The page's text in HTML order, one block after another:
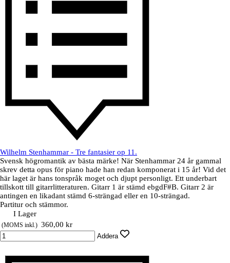
Wilhelm Stenhammar - Tre fantasier op 11.
Svensk högromantik av bästa märke! När Stenhammar 24 år gammal
skrev detta opus för piano hade han redan komponerat i 15 år! Vid det
här laget är hans tonspråk moget och djupt personligt. Ett underbart
tillskott till gitarrlitteraturen. Gitarr 1 är stämd ebgdF#B. Gitarr 2 är
antingen en likadant stämd 6-strängad eller en 10-strängad.
Partitur och stämmor.
I Lager
(MOMS inkl.) Pris utan rabatt
360,00 kr
Addera